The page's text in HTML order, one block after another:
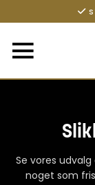
Se vores
noget som